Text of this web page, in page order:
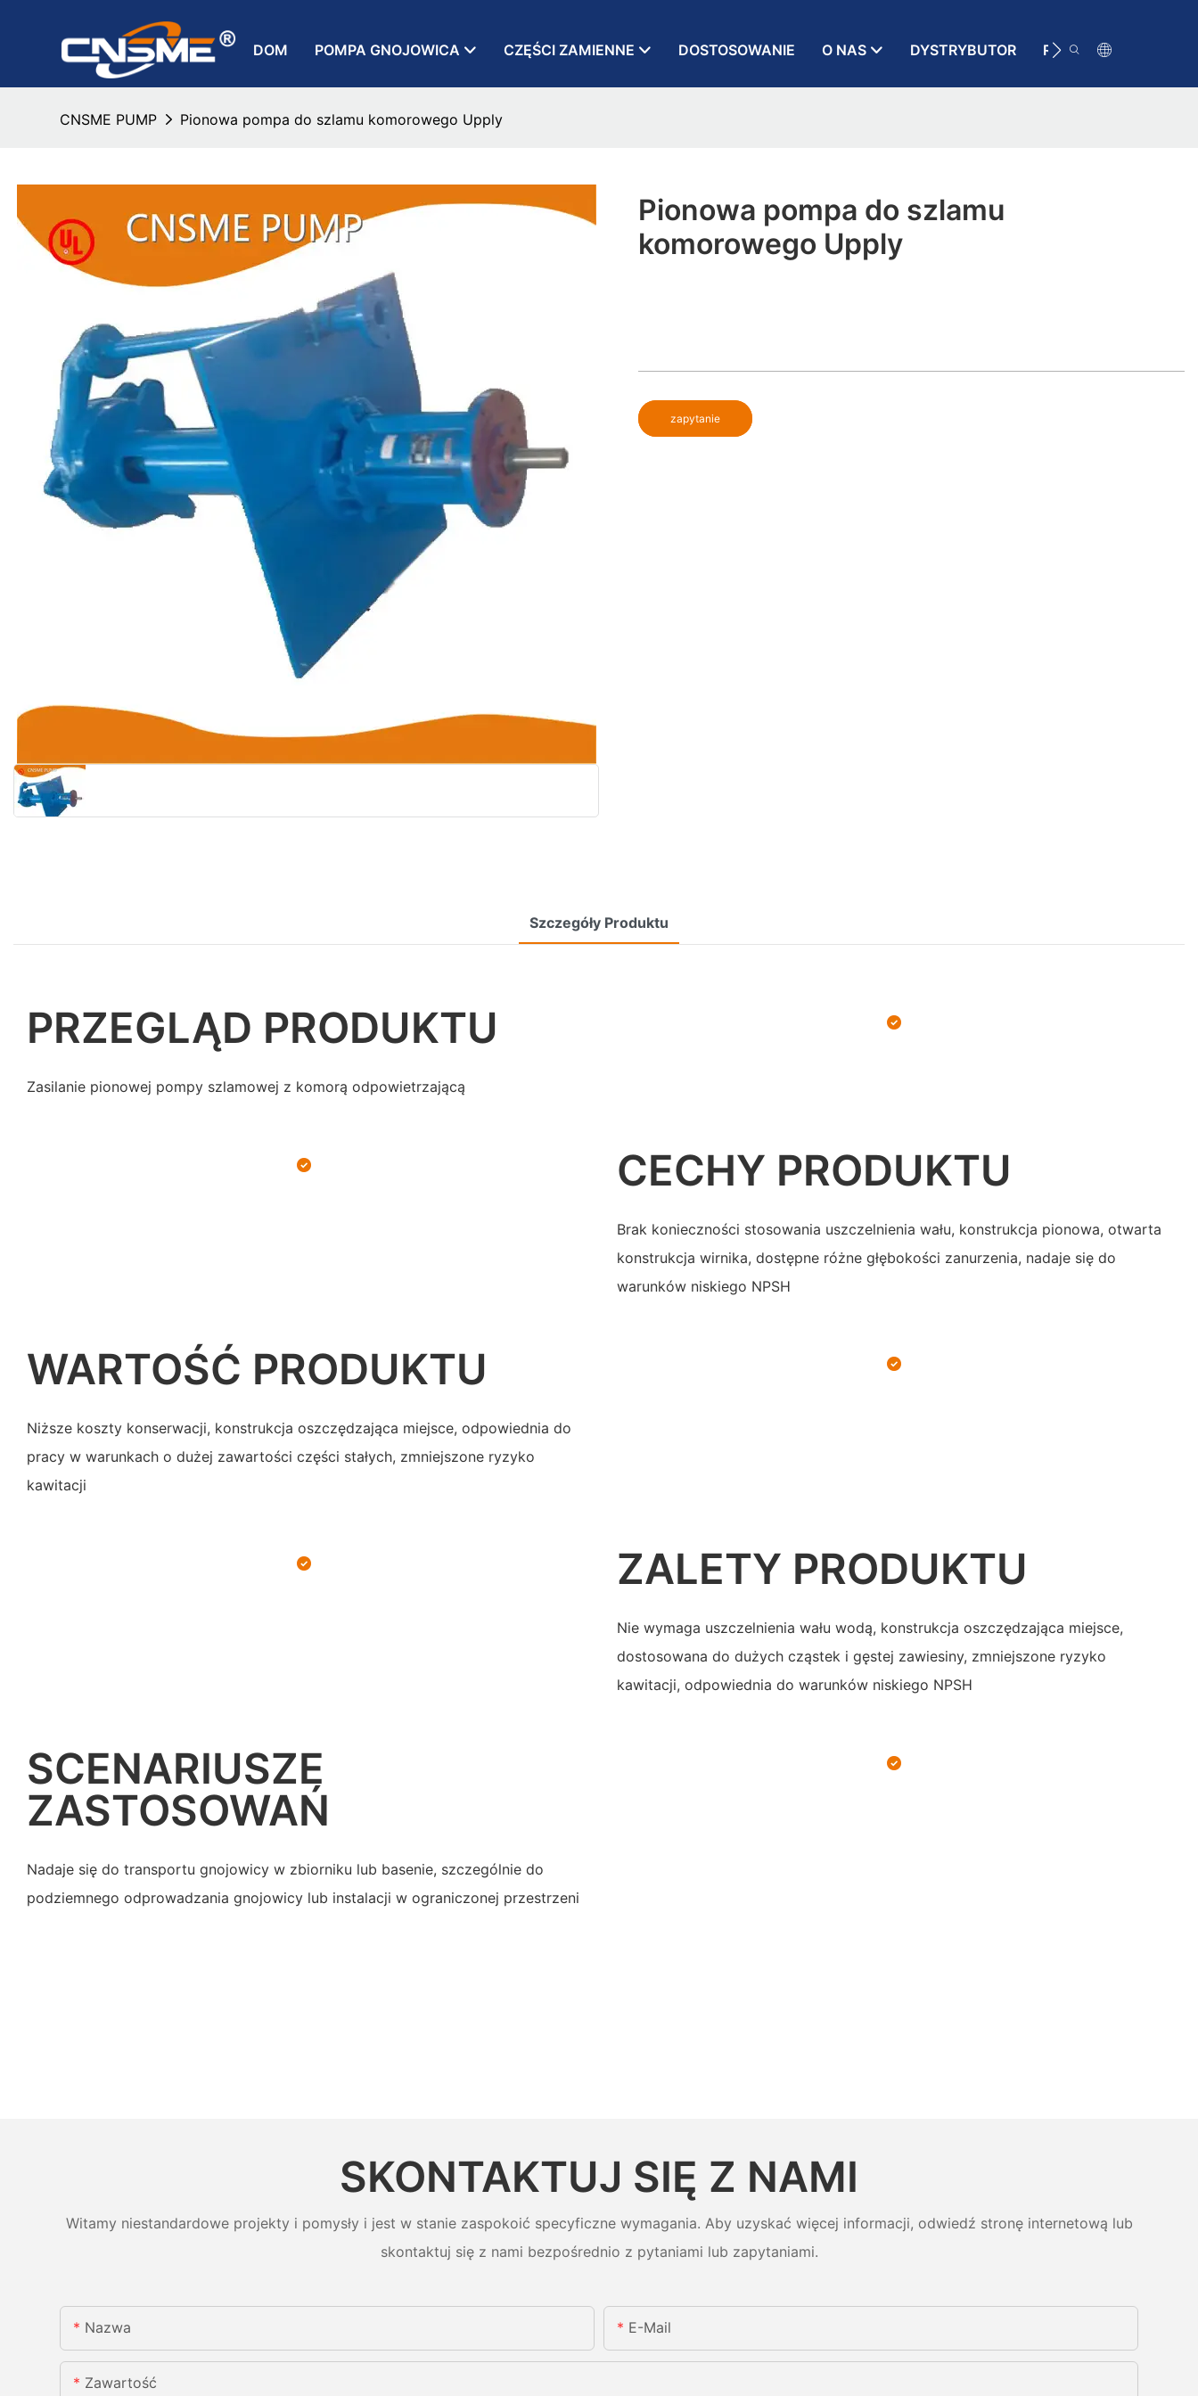
DOM POMPA GNOJOWICA CZĘŚCI ZAMIENNE DOSTOSOWANIE O NAS DYSTRYBUTOR RATUNEK
CNSME PUMP Pionowa pompa do szlamu komorowego Upply
Pionowa pompa do szlamu
komorowego Upply
zapytanie
Szczegóły Produktu
PRZEGLĄD PRODUKTU
Zasilanie pionowej pompy szlamowej z komorą odpowietrzającą
CECHY PRODUKTU
Brak konieczności stosowania uszczelnienia wału, konstrukcja pionowa, otwarta
konstrukcja wirnika, dostępne różne głębokości zanurzenia, nadaje się do
warunków niskiego NPSH
WARTOŚĆ PRODUKTU
Niższe koszty konserwacji, konstrukcja oszczędzająca miejsce, odpowiednia do
pracy w warunkach o dużej zawartości części stałych, zmniejszone ryzyko
kawitacji
ZALETY PRODUKTU
Nie wymaga uszczelnienia wału wodą, konstrukcja oszczędzająca miejsce,
dostosowana do dużych cząstek i gęstej zawiesiny, zmniejszone ryzyko
kawitacji, odpowiednia do warunków niskiego NPSH
SCENARIUSZE
ZASTOSOWAŃ
Nadaje się do transportu gnojowicy w zbiorniku lub basenie, szczególnie do
podziemnego odprowadzania gnojowicy lub instalacji w ograniczonej przestrzeni
SKONTAKTUJ SIĘ Z NAMI
Witamy niestandardowe projekty i pomysły i jest w stanie zaspokoić specyficzne wymagania. Aby uzyskać więcej informacji, odwiedź stronę internetową lub
skontaktuj się z nami bezpośrednio z pytaniami lub zapytaniami.
Nazwa E-Mail
Zawartość